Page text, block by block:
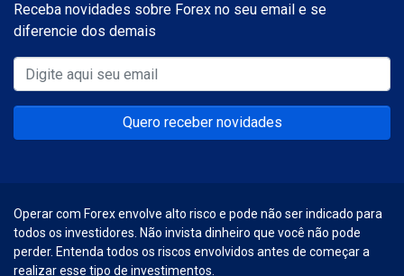
Receba novidades sobre Forex no seu email e se
diferencie dos demais
Quero receber novidades
Operar com Forex envolve alto risco e pode não ser indicado para
todos os investidores. Não invista dinheiro que você não pode
perder. Entenda todos os riscos envolvidos antes de começar a
realizar esse tipo de investimentos.